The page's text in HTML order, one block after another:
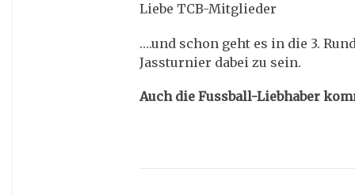
Liebe TCB-Mitglieder
….und schon geht es in die 3.
Jassturnier dabei zu sein.
Auch die Fussball-Liebhaber